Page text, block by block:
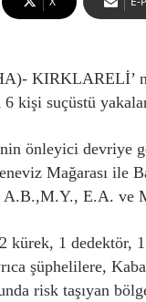
KIRKLARELİ’
kişi suçüstü
önleyici devriye
Mağarası ile
A.B.,M.Y., E.A. ve
kürek, 1 dedektör,
şüphelilere,
risk taşıyan